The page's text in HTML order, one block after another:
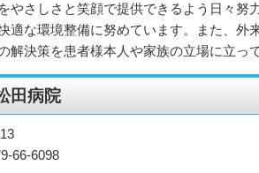
やさしさと笑顔で提供できるよう日々努
適な環境整備に努めています。また、外
解決策を患者様本人や家族の立場に立っ
田病院
66-6098